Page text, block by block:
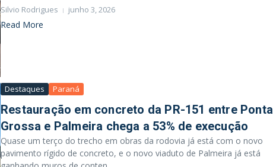
Silvio Rodrigues junho 3, 2026
Read More
Destaques Paraná
Restauração em concreto da PR-151 entre Ponta
Grossa e Palmeira chega a 53% de execução
Quase um terço do trecho em obras da rodovia já está com o novo
pavimento rígido de concreto, e o novo viaduto de Palmeira já está